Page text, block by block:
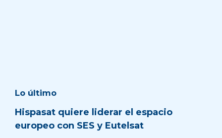
Lo último
Hispasat quiere liderar el espacio
europeo con SES y Eutelsat